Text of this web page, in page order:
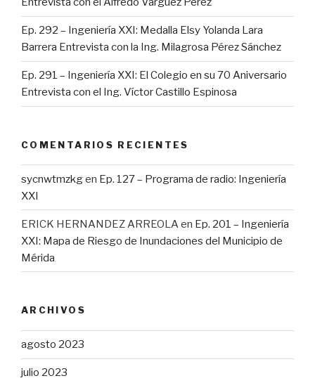
Ep. 292 – Ingeniería XXI: Medalla Elsy Yolanda Lara
Barrera Entrevista con la Ing. Milagrosa Pérez Sánchez
Ep. 291 – Ingeniería XXI: El Colegio en su 70 Aniversario
Entrevista con el Ing. Víctor Castillo Espinosa
COMENTARIOS RECIENTES
sycnwtmzkgen Ep. 127 – Programa de radio: Ingeniería
XXI
ERICK HERNANDEZ ARREOLAen Ep. 201 – Ingeniería
XXI: Mapa de Riesgo de Inundaciones del Municipio de
Mérida
ARCHIVOS
agosto 2023
julio 2023